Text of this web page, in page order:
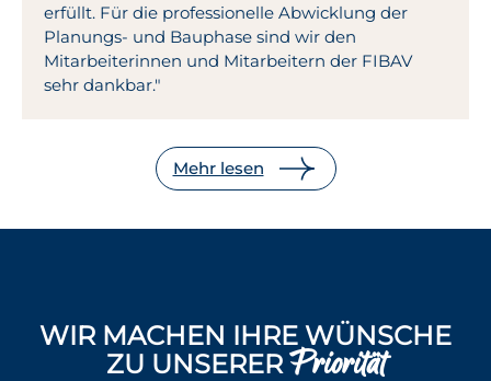
erfüllt. Für die professionelle Abwicklung der
Planungs- und Bauphase sind wir den
Mitarbeiterinnen und Mitarbeitern der FIBAV
sehr dankbar."
Mehr lesen
WIR MACHEN IHRE WÜNSCHE
ZU UNSERERPriorität